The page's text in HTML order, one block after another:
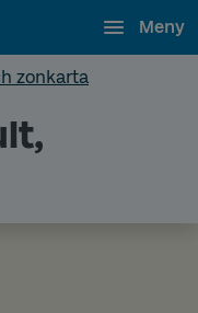
Meny
zonkarta